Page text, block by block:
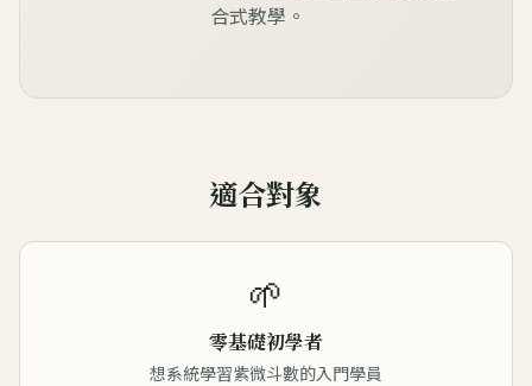
合式教學。
適合對象
🌱
零基礎初學者
想系統學習紫微斗數的入門學員